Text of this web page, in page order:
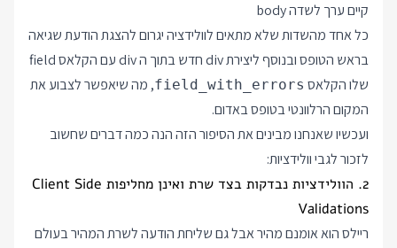
קיים ערך לשדה body
כל אחד מהשדות שלא מתאים לוולידציה יגרום להצגת הודעת שגיאה
בראש הטופס ובנוסף ליצירת div חדש בתוך ה div עם הקלאס field
שלו הקלאס field_with_errors, מה שיאפשר לצבוע את
המקום הרלוונטי בטופס באדום.
ועכשיו שאנחנו מבינים את הסיפור הזה הנה כמה דברים שחשוב
לזכור לגבי וולידציות:
2. הוולידציות נבדקות בצד שרת ואינן מחליפות Client Side
Validations
ריילס הוא אומנם מהיר אבל גם שליחת הודעה לשרת המהיר בעולם